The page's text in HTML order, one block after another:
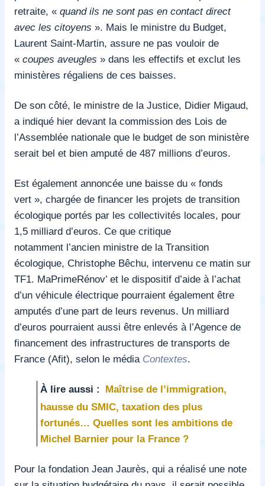
retraite, « quand ils ne sont pas en contact direct
avec les citoyens ». Mais le ministre du Budget,
Laurent Saint-Martin, assure ne pas vouloir de
« coupes aveugles » dans les effectifs et exclut les
ministères régaliens de ces baisses.
De son côté, le ministre de la Justice, Didier Migaud,
a indiqué hier devant la commission des Lois de
l’Assemblée nationale que le budget de son ministère
serait bel et bien amputé de 487 millions d’euros.
Est également annoncée une baisse du « fonds
vert », chargée de financer les projets de transition
écologique portés par les collectivités locales, pour
1,5 milliard d’euros. Ce que critique
notamment l’ancien ministre de la Transition
écologique, Christophe Bêchu, intervenu ce matin sur
TF1. MaPrimeRénov’ et le dispositif d’aide à l’achat
d’un véhicule électrique pourraient également être
amputés d’une part de leurs revenus. Un milliard
d’euros pourraient aussi être enlevés à l’Agence de
financement des infrastructures de transports de
France (Afit), selon le média Contextes.
À lire aussi : Maîtrise de l’immigration,
hausse du SMIC, taxation des plus
fortunés… Quelles sont les ambitions de
Michel Barnier pour la France ?
Pour la fondation Jean Jaurès, qui a réalisé une note